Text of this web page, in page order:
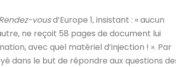
vousd’Europe 1, insistant : « aucun
ne reçoit 58 pages de document lui
avec quel matériel d’injection ! ». Par
dans le but de répondre aux questions